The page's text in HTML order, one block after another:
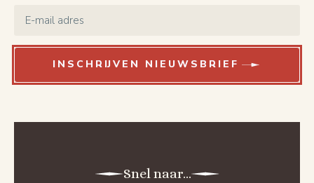
INSCHRIJVEN NIEUWSBRIEF
Snel naar...